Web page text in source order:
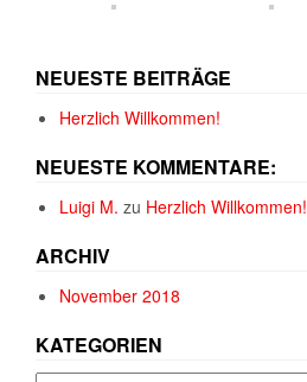
NEUESTE BEITRÄGE
Herzlich Willkommen!
NEUESTE KOMMENTARE:
Luigi M. zu Herzlich Willkommen!
ARCHIV
November 2018
KATEGORIEN